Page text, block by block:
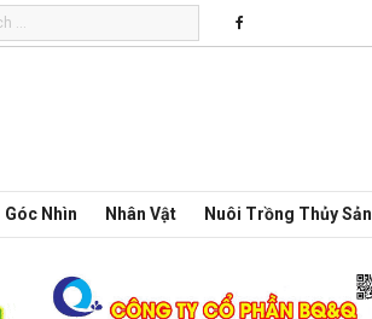
Góc Nhìn Nhân Vật Nuôi Trồng Thủy Sản